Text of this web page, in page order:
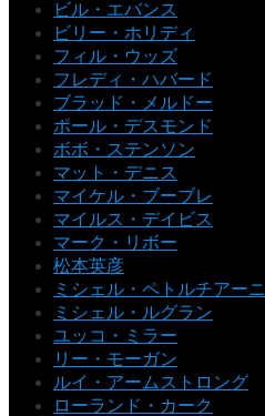
ビル・エバンス
ビリー・ホリディ
フィル・ウッズ
フレディ・ハバード
ブラッド・メルドー
ポール・デスモンド
ボボ・ステンソン
マット・デニス
マイケル・ブーブレ
マイルス・デイビス
マーク・リボー
松本英彦
ミシェル・ペトルチアーニ
ミシェル・ルグラン
ユッコ・ミラー
リー・モーガン
ルイ・アームストロング
ローランド・カーク